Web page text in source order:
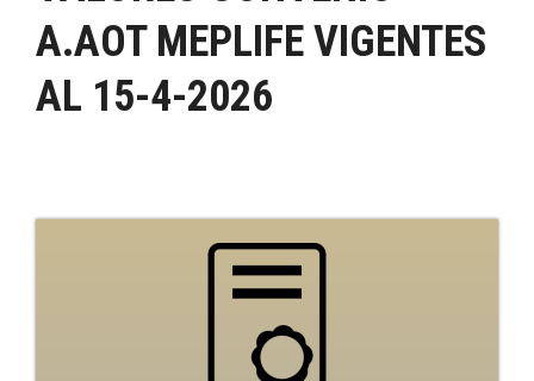
A.AOT MEPLIFE VIGENTES
AL 15-4-2026